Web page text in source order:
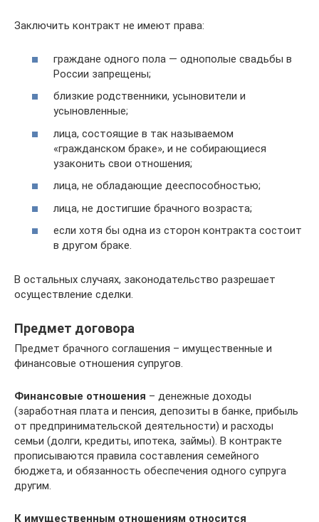
Заключить контракт не имеют права:
граждане одного пола — однополые свадьбы в
России запрещены;
близкие родственники, усыновители и
усыновленные;
лица, состоящие в так называемом
«гражданском браке», и не собирающиеся
узаконить свои отношения;
лица, не обладающие дееспособностью;
лица, не достигшие брачного возраста;
если хотя бы одна из сторон контракта состоит
в другом браке.
В остальных случаях, законодательство разрешает
осуществление сделки.
Предмет договора
Предмет брачного соглашения – имущественные и
финансовые отношения супругов.
Финансовые отношения – денежные доходы
(заработная плата и пенсия, депозиты в банке, прибыль
от предпринимательской деятельности) и расходы
семьи (долги, кредиты, ипотека, займы). В контракте
прописываются правила составления семейного
бюджета, и обязанность обеспечения одного супруга
другим.
К имущественным отношениям относится